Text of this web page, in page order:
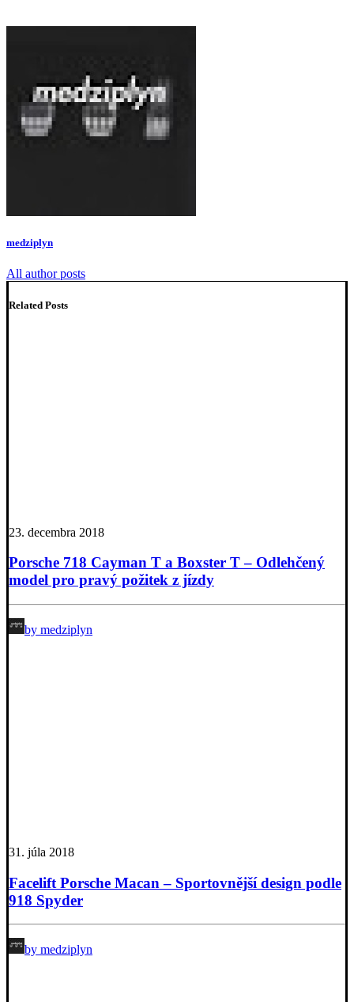
medziplyn
All author posts
Related Posts
23. decembra 2018
Porsche 718 Cayman T a Boxster T – Odlehčený
model pro pravý požitek z jízdy
by medziplyn
31. júla 2018
Facelift Porsche Macan – Sportovnější design podle
918 Spyder
by medziplyn